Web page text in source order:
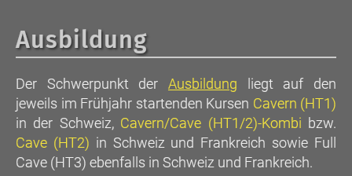
Ausbildung
Der Schwerpunkt der Ausbildung liegt auf den
jeweils im Frühjahr startenden Kursen Cavern (HT1)
in der Schweiz, Cavern/Cave (HT1/2)-Kombi bzw.
Cave (HT2) in Schweiz und Frankreich sowie Full
Cave (HT3) ebenfalls in Schweiz und Frankreich.